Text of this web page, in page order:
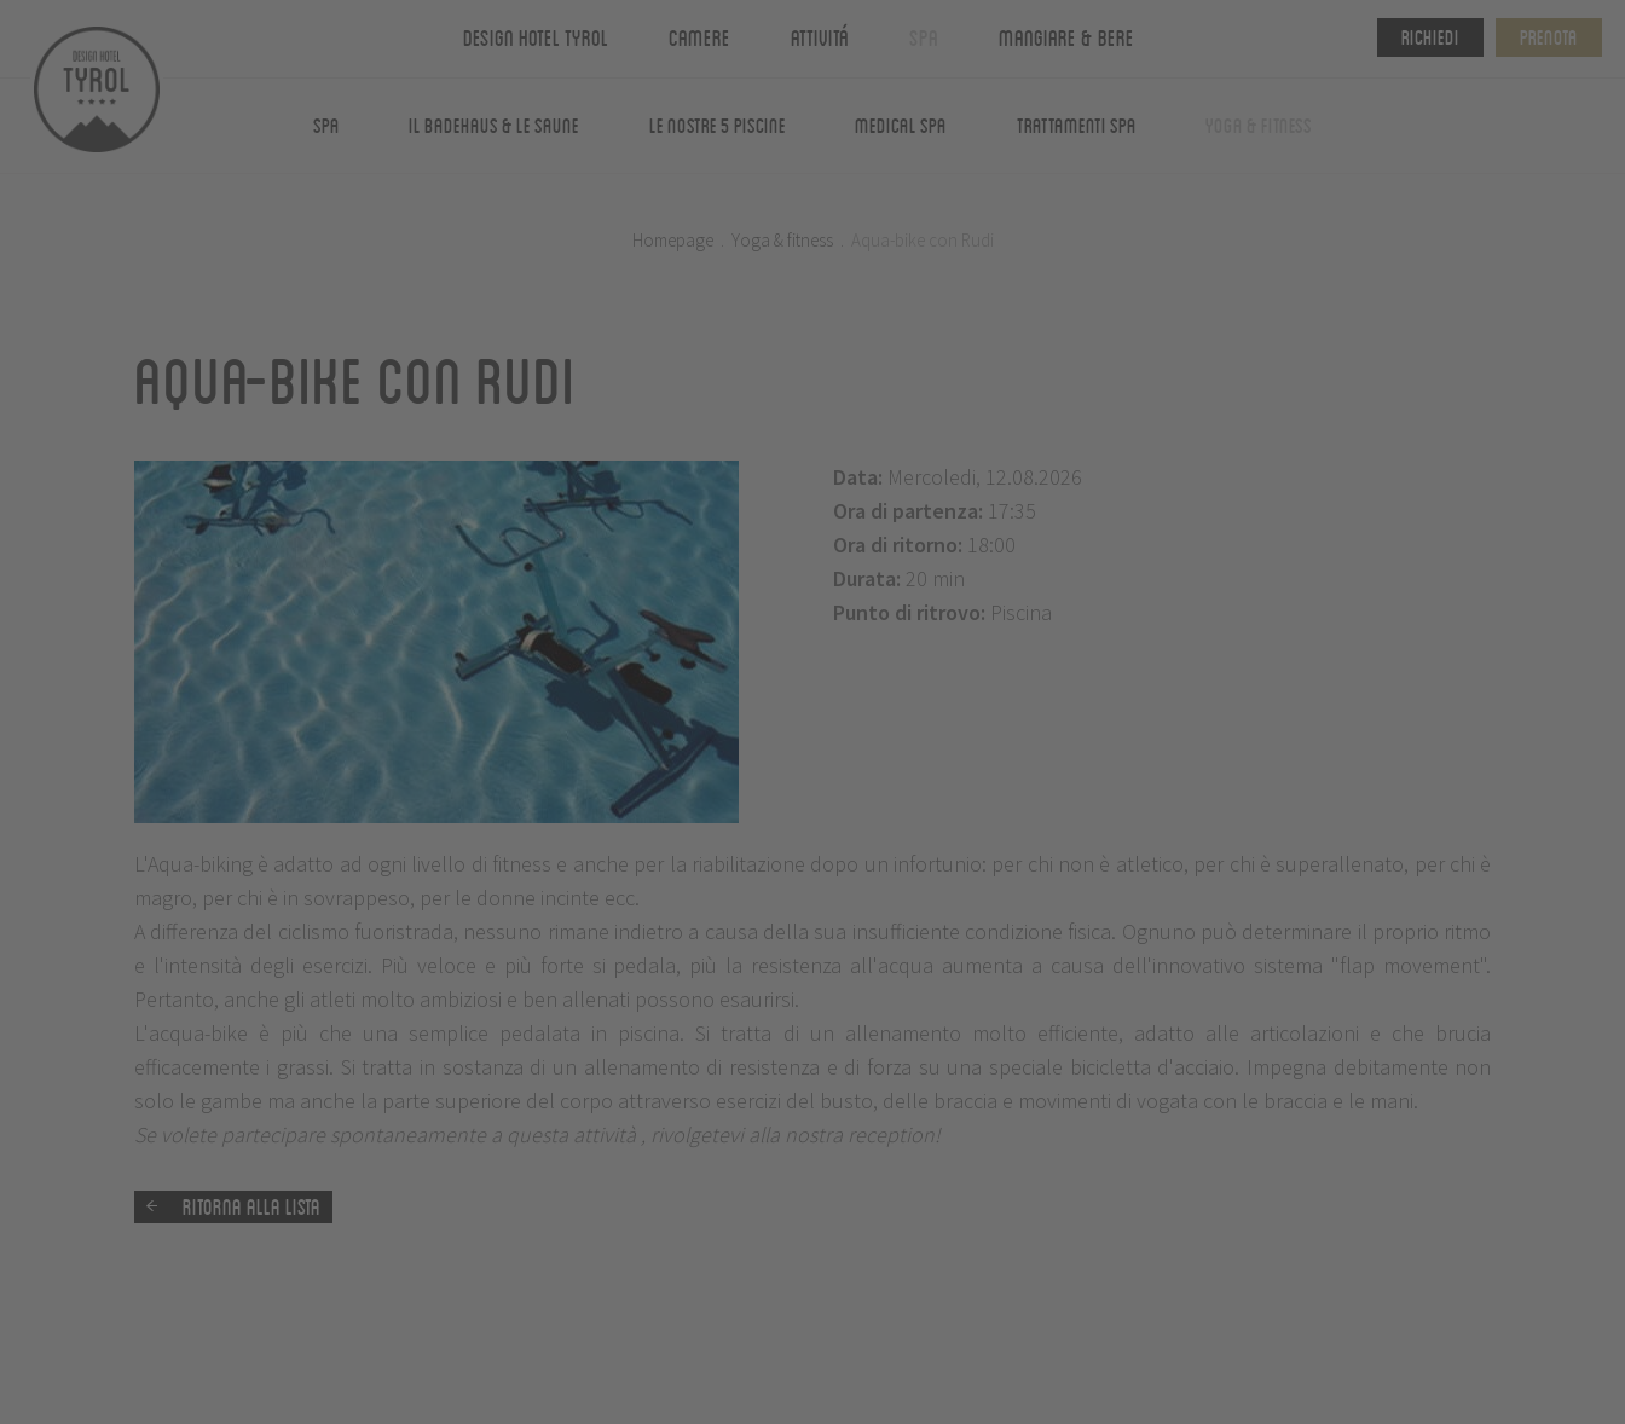
Richiedi Prenota
Design Hotel Tyrol Camere Attivitá Mangiare & bere
Spa Il Badehaus & le saune Le nostre 5 piscine Medical Spa Trattamenti spa
Homepage Yoga & fitness
Aqua-bike con Rudi
Data: Mercoledi, 12.08.2026
Ora di partenza: 17:35
Ora di ritorno: 18:00
Durata: 20 min
Punto di ritrovo: Piscina
L'Aqua-biking è adatto ad ogni livello di fitness e anche per la riabilitazione dopo un infortunio: per chi non è atletico, per chi è superallenato, per chi è
magro, per chi è in sovrappeso, per le donne incinte ecc.
A differenza del ciclismo fuoristrada, nessuno rimane indietro a causa della sua insufficiente condizione fisica. Ognuno può determinare il proprio ritmo
e l'intensità degli esercizi. Più veloce e più forte si pedala, più la resistenza all'acqua aumenta a causa dell'innovativo sistema "flap movement".
Pertanto, anche gli atleti molto ambiziosi e ben allenati possono esaurirsi.
L'acqua-bike è più che una semplice pedalata in piscina. Si tratta di un allenamento molto efficiente, adatto alle articolazioni e che brucia
efficacemente i grassi. Si tratta in sostanza di un allenamento di resistenza e di forza su una speciale bicicletta d'acciaio. Impegna debitamente non
solo le gambe ma anche la parte superiore del corpo attraverso esercizi del busto, delle braccia e movimenti di vogata con le braccia e le mani.
Se volete partecipare spontaneamente a questa attività , rivolgetevi alla nostra reception!
Ritorna alla lista